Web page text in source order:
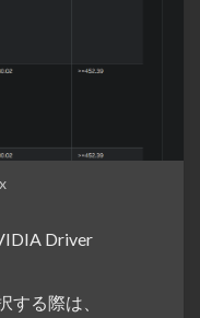
Driver
する際は、